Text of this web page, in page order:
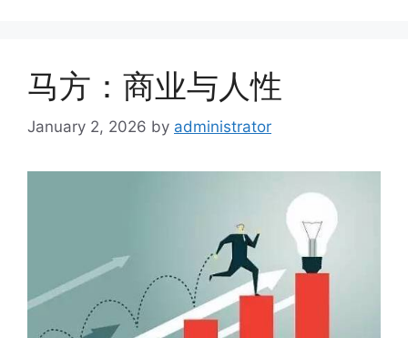
马方：商业与人性
January 2, 2026 by administrator